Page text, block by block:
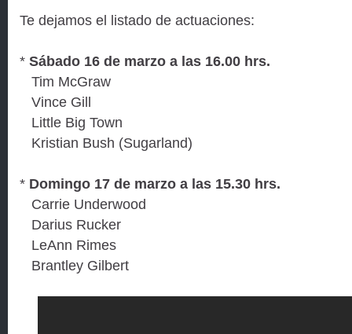
Te dejamos el listado de actuaciones:
* Sábado 16 de marzo a las 16.00 hrs.
Tim McGraw
Vince Gill
Little Big Town
Kristian Bush (Sugarland)
* Domingo 17 de marzo a las 15.30 hrs.
Carrie Underwood
Darius Rucker
LeAnn Rimes
Brantley Gilbert